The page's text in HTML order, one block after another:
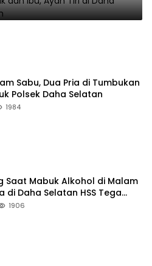
Sabu, Dua Pria di Tumbukan
Polsek Daha Selatan
1984
Saat Mabuk Alkohol di Malam
di Daha Selatan HSS Tega
Sendiri
1906